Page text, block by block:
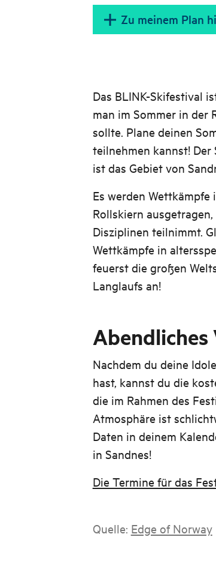
Zu meinem Plan
Das BLINK-Skifestival
man im Sommer in der
sollte. Plane deinen
teilnehmen kannst! Der
ist das Gebiet von
Es werden
Rollskiern
Disziplinen teilnimmt.
Wettkämpfe in
feuerst die großen
Langlaufs an!
Nachdem du deine
hast, kannst du die
die im Rahmen des
Atmosphäre ist
Daten in deinem
in Sandnes!
Die Termine für das
Quelle: Edge of Norway